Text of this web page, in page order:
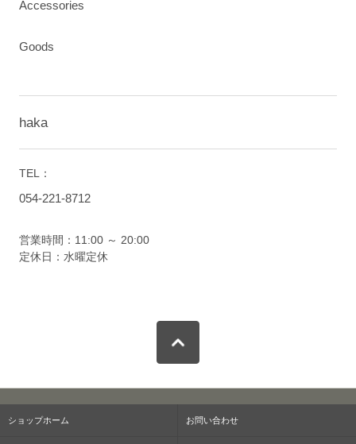
Accessories
Goods
haka
TEL：
054-221-8712
営業時間：11:00 ～ 20:00
定休日：水曜定休
ショップホーム お問い合わせ